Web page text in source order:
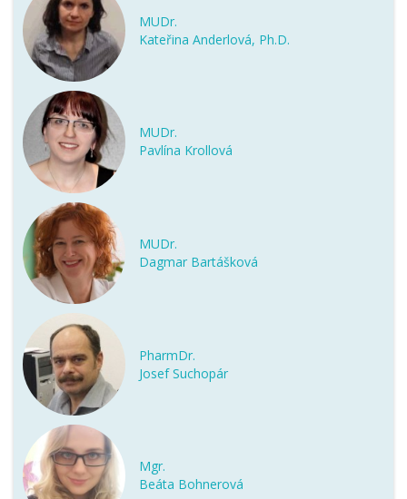
MUDr.
Kateřina Anderlová, Ph.D.
MUDr.
Pavlína Krollová
MUDr.
Dagmar Bartášková
PharmDr.
Josef Suchopár
Mgr.
Beáta Bohnerová